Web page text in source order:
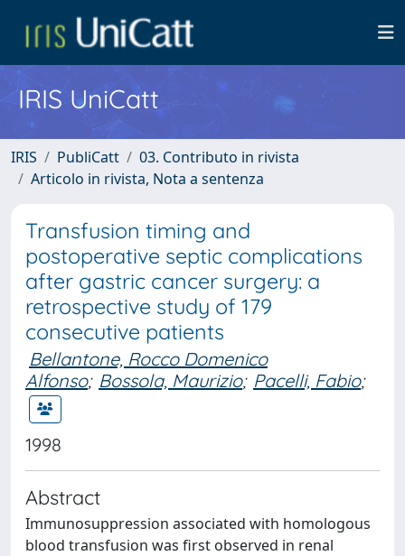
IRIS UniCatt
IRIS PubliCatt
03. Contributo in rivista
Articolo in rivista, Nota a sentenza
Transfusion timing and
postoperative septic complications
after gastric cancer surgery: a
retrospective study of 179
consecutive patients
Bellantone, Rocco Domenico
Alfonso; Bossola, Maurizio; Pacelli, Fabio;
1998
Abstract
Immunosuppression associated with homologous
blood transfusion was first observed in renal